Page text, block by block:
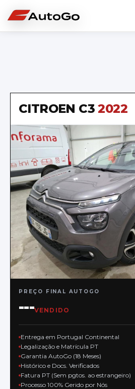
CITROEN C3 2022
PREÇO FINAL AUTOGO
---VENDIDO
Entrega em Portugal Continental
Legalização e Matrícula PT
Garantia AutoGo (18 Meses)
Histórico e Docs. Verificados
Fatura PT (Sem pgtos. ao estrangeiro)
Processo 100% Gerido por Nós